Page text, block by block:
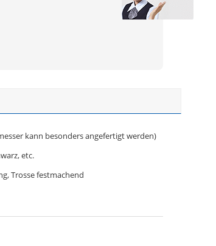
kann besonders angefertigt werden)
etc.
Trosse festmachend